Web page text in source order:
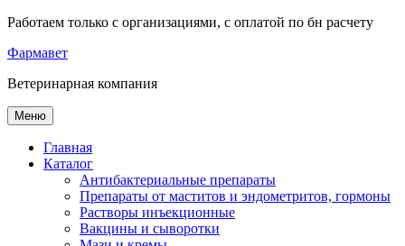
Работаем только с организациями, с оплатой по бн расчету
Фармавет
Ветеринарная компания
Меню
Главная
Каталог
Антибактериальные препараты
Препараты от маститов и эндометритов, гормоны
Растворы инъекционные
Вакцины и сыворотки